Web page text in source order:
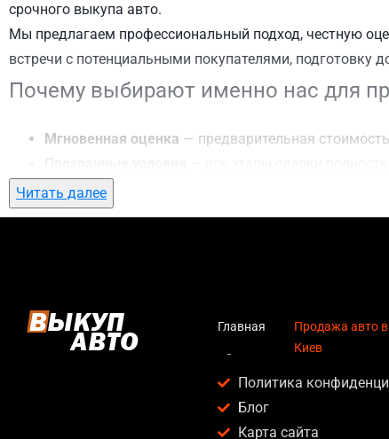
срочного выкупа авто.
Мы предлагаем профессиональный подход, честную
встречи с потенциальными покупателями,
Почему выбирают именно нас для
Мгновенная оценка — предварительная
Гибкий подход
Честные цены— предлагаем до 95% от рыночной
Кому подойдет продажа авто в
Услуга продажа авто в Подол, Киев актуальна для:
Владельцев автомобилей после аварии, когда
Читать далее
Главная
Продажа авто
Киев
Политика
Блог
Карта сайта